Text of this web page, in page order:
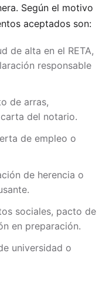
Según el motivo
aceptados son:
de alta en el RETA,
responsable
de arras,
del notario.
de empleo o
de herencia o
sociales, pacto de
en preparación.
universidad o